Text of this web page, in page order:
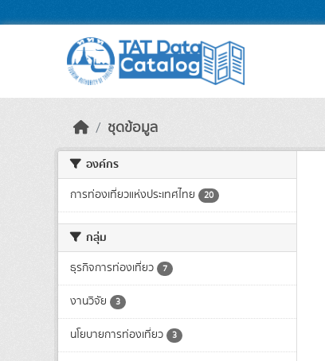
ชุดข้อมูล
องค์กร
การท่องเที่ยวแห่งประเทศไทย 20
กลุ่ม
ธุรกิจการท่องเที่ยว 7
งานวิจัย 3
นโยบายการท่องเที่ยว 3